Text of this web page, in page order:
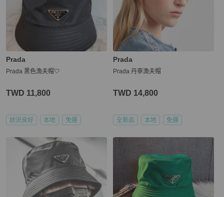
Prada
Prada 黑色漁夫帽🤍
TWD 11,800
狀況良好 本地 免運
Prada
Prada 丹寧漁夫帽
TWD 14,800
全新品 本地 免運